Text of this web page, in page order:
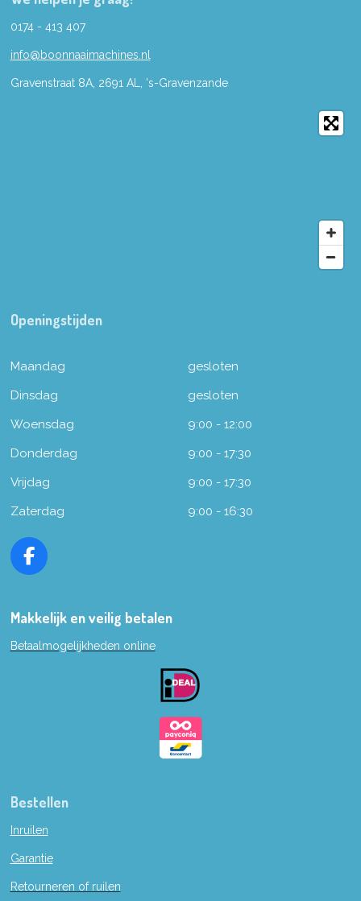
0174 - 413 407
info@boonnaaimachines.nl
Gravenstraat 8A, 2691 AL, 's-Gravenzande
Openingstijden
Maandag
gesloten
Dinsdag
gesloten
Woensdag
9:00 - 12:00
Donderdag
9:00 - 17:30
Vrijdag
9:00 - 17:30
Zaterdag
9:00 - 16:30
F
a
e
o
Makkelijk en veilig betalen
Betaalmogelijkheden online
Bestellen
Inruilen
Garantie
Retourneren of ruilen